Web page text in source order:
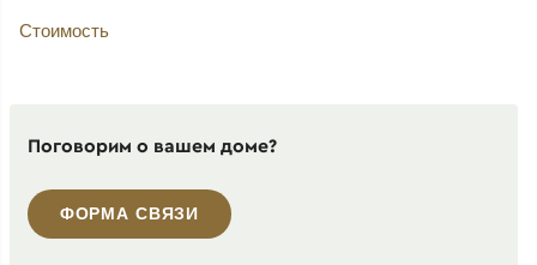
Стоимость
Поговорим о вашем доме?
ФОРМА СВЯЗИ